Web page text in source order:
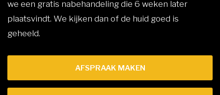
we een gratis nabehandeling die 6 weken later
plaatsvindt. We kijken dan of de huid goed is
geheeld.
AFSPRAAK MAKEN